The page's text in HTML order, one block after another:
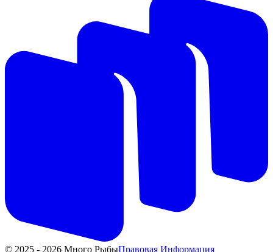
© 2025 - 2026 Много РыбыПравовая Информация